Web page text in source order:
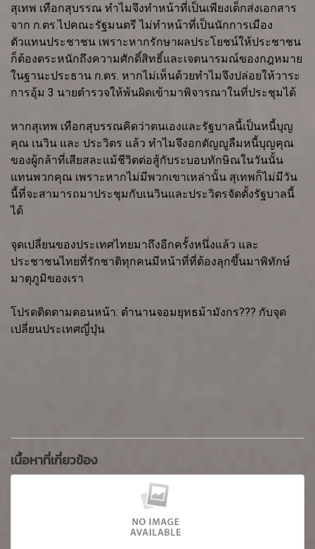
สุเทพ เทือกสุบรรณ ทำไมจึงทำหน้าที่เป็นเพียงเด็กส่งเอกสาร
จาก ก.ตร.ไปคณะรัฐมนตรี ไม่ทำหน้าที่เป็นนักการเมือง
ตัวแทนประชาชน เพราะหากรักษาผลประโยชน์ให้ประชาชน
ก็ต้องตระหนักถึงความศักดิ์สิทธิ์และเจตนารมณ์ของกฎหมาย
ในฐานะประธาน ก.ตร. หากไม่เห็นด้วยทำไมจึงปล่อยให้วาระ
การอุ้ม 3 นายตำรวจให้พ้นผิดเข้ามาพิจารณาในที่ประชุมได้
หากสุเทพ เทือกสุบรรณคิดว่าตนเองและรัฐบาลนี้เป็นหนี้บุญ
คุณ เนวิน และ ประวิตร แล้ว ทำไมจึงอกตัญญูลืมหนี้บุญคุณ
ของผู้กล้าที่เสียสละแม้ชีวิตต่อสู้กับระบอบทักษิณในวันนั้น
แทนพวกคุณ เพราะหากไม่มีพวกเขาเหล่านั้น สุเทพก็ไม่มีวัน
นี้ที่จะสามารถมาประชุมกับเนวินและประวิตรจัดตั้งรัฐบาลนี้
ได้
จุดเปลี่ยนของประเทศไทยมาถึงอีกครั้งหนึ่งแล้ว และ
ประชาชนไทยที่รักชาติทุกคนมีหน้าที่ที่ต้องลุกขึ้นมาพิทักษ์
มาตุภูมิของเรา
โปรดติดตามตอนหน้า: ตำนานจอมยุทธม้ามังกร??? กับจุด
เปลี่ยนประเทศญี่ปุ่น
เนื้อหาที่เกี่ยวข้อง